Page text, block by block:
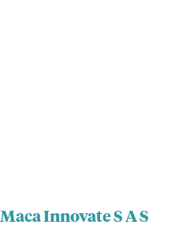
Innovate S A S